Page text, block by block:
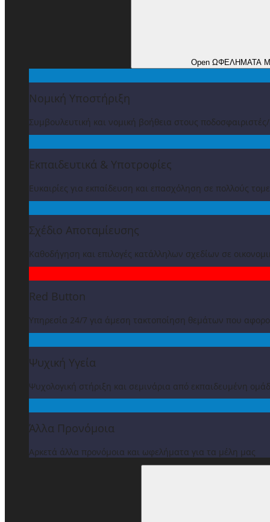
Open ΩΦΕΛΗΜΑΤΑ
Νομική Υποστήριξη
Συμβουλευτική και νομική βοήθεια στους
Εκπαιδευτικά & Υποτροφίες
Ευκαιρίες για εκπαίδευση και επασχόληση σε πολλούς
Σχέδιο Αποταμίευσης
Καθοδήγηση και επιλογές κατάλληλων σχεδίων σε
Red Button
Υπηρεσία 24/7 για άμεση τακτοποίηση θεμάτων που
Ψυχική Υγεία
Ψυχολογική στήριξη και σεμινάρια από εκπαιδευμένη
Άλλα Προνόμοια
Αρκετά άλλα προνόμοια και ωφελήματα για τα μέλη μας